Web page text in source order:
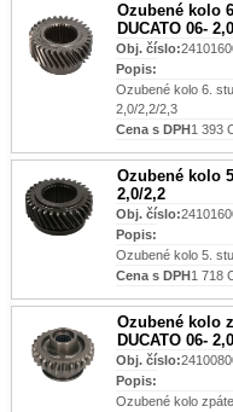
Ozubené kolo
DUCATO 06-
Obj. číslo:
Popis:
Ozubené kolo 6.
2,0/2,2/2,3
Cena s DPH1 393
Ozubené kolo
2,0/2,2
Obj. číslo:
Popis:
Ozubené kolo 5.
Cena s DPH1 718
Ozubené kolo
DUCATO 06-
Obj. číslo:
Popis:
Ozubené kolo